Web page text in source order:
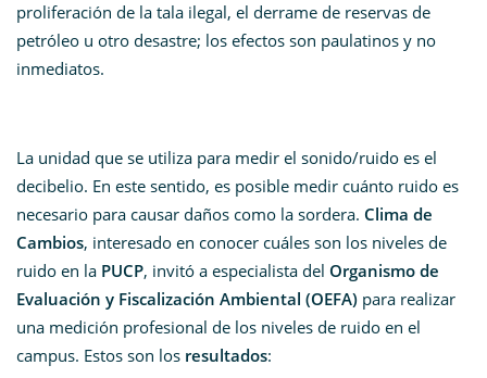
proliferación de la tala ilegal, el derrame de reservas de
petróleo u otro desastre; los efectos son paulatinos y no
inmediatos.
La unidad que se utiliza para medir el sonido/ruido es el
decibelio. En este sentido, es posible medir cuánto ruido es
necesario para causar daños como la sordera. Clima de
Cambios, interesado en conocer cuáles son los niveles de
ruido en la PUCP, invitó a especialista del Organismo de
Evaluación y Fiscalización Ambiental (OEFA) para realizar
una medición profesional de los niveles de ruido en el
campus. Estos son los resultados: